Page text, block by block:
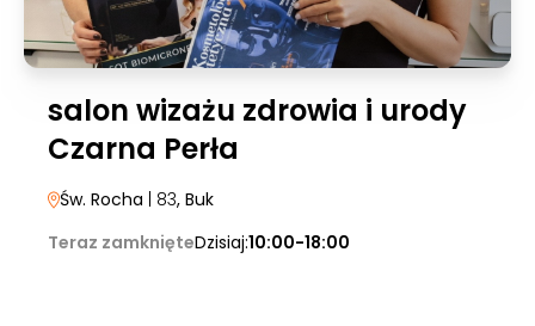
salon wizażu zdrowia i urody
Czarna Perła
Św. Rocha | 83, Buk
Teraz zamknięteDzisiaj:10:00-18:00